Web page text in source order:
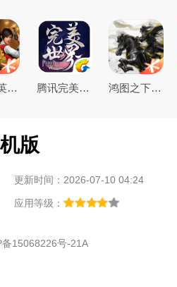
和平精英(原刺激战场)官方最新版 腾讯完美世界手游 鸿图之下腾讯游戏正式版
版
更新时间：2026-07-10 04:24
应用等级：
备15068226号-21A